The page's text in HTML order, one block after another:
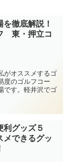
徹底解説！
東・押立コ
がオススメするゴ
度のゴルフコー
です。軽井沢でゴ
利グッズ５
メできるグッ